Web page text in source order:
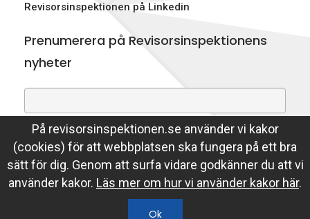
På revisorsinspektionen.se använder vi kakor
(cookies) för att webbplatsen ska fungera på ett bra
sätt för dig. Genom att surfa vidare godkänner du att vi
använder kakor. Läs mer om hur vi använder kakor här.
Revisorsinspektionen på Linkedin
Prenumerera på Revisorsinspektionens
nyheter
Genom att prenumerera på nyheter godkänner du att
Revisorsinspektionen lagrar din e-postadress.
Läs mer